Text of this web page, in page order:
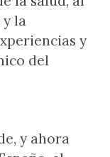
la
y
del
y ahora